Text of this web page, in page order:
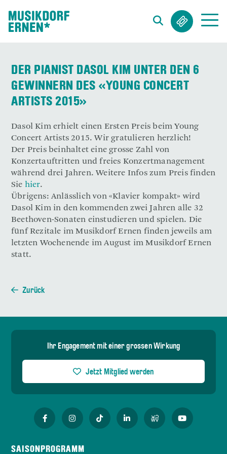
DER PIANIST DASOL KIM UNTER DEN 6
GEWINNERN DES «YOUNG CONCERT
ARTISTS 2015»
Dasol Kim erhielt einen Ersten Preis beim Young
Concert Artists 2015. Wir gratulieren herzlich!
Der Preis beinhaltet eine grosse Zahl von
Konzertauftritten und freies Konzertmanagement
während drei Jahren. Weitere Infos zum Preis finden
Sie hier.
Übrigens: Anlässlich von «Klavier kompakt» wird
Dasol Kim in den kommenden zwei Jahren alle 32
Beethoven-Sonaten einstudieren und spielen. Die
fünf Rezitale im Musikdorf Ernen finden jeweils am
letzten Wochenende im August im Musikdorf Ernen
statt.
Zurück
Ihr Engagement mit einer grossen Wirkung
Jetzt Mitglied werden
SAISONPROGRAMM